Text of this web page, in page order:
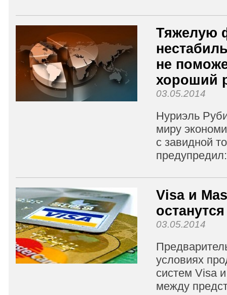
Тяжелую
не
хороший
03.05.2014
Нуриэль
миру
с завидной
Visa и
03.05.2014
условиях
систем Visa
между